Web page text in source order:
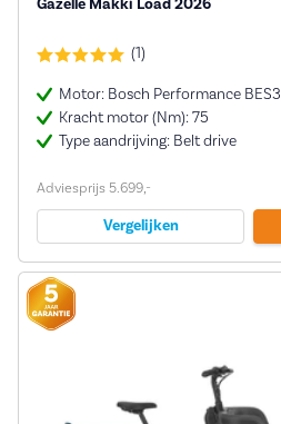
Gazelle Makki Load 2026
(1)
Motor: Bosch Performance BES3
Kracht motor (Nm): 75
Type aandrijving: Belt drive
Adviesprijs 5.699,-
Vergelijken